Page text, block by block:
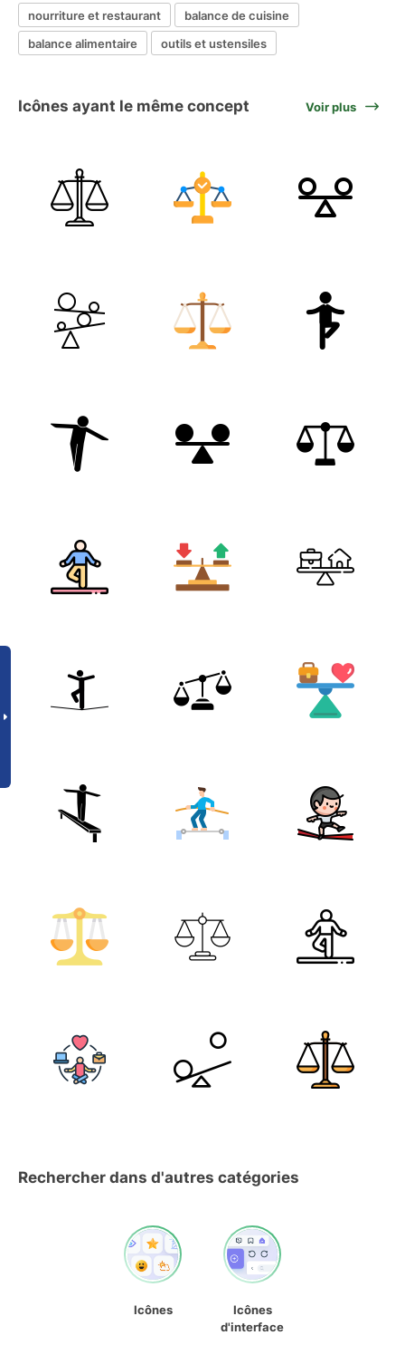
nourriture et restaurant
balance de cuisine
balance alimentaire
outils et ustensiles
Icônes ayant le même concept Voir plus
Rechercher dans d'autres catégories
Icônes
Icônes
d'interface